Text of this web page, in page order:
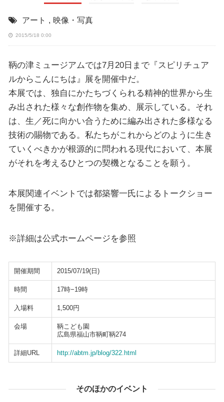
アート , 映像・写真
2015/5/18 0:00
鞆の津ミュージアムでは7月20日まで『スピリチュア
ルからこんにちは』展を開催中だ。
本展では、独自にかたちづくられる精神的世界から生
み出された様々な創作物を集め、展示している。それ
は、生／死に向かい合うために編み出された多様なる
技術の賜物である。私たちがこれからどのように生き
ていくべきかが根源的に問われる現代において、本展
がそれを考えるひとつの契機となることを願う。
本展関連イベントでは都築響一氏によるトークショー
を開催する。
※詳細は公式ホームページを参照
開催期間 2015/07/19(日)
時間 17時−19時
入場料 1,500円
会場
鞆こども園
広島県福山市鞆町鞆274
詳細URL http://abtm.jp/blog/322.html
そのほかのイベント